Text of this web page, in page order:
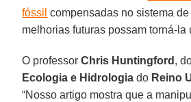
fóssil compensadas no sistema
melhorias futuras possam torná-la
O professorChris Huntingford ,
Ecologia e Hidrologia do Reino
“Nosso artigo mostra que a